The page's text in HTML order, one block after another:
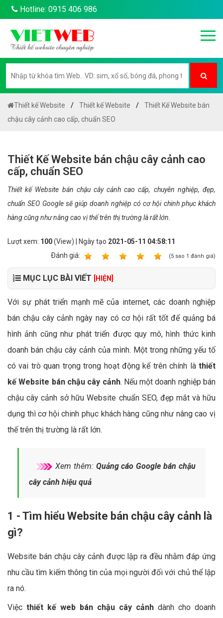
Hotline: 0915 406 986
Thiết kế Website Thiết kế Website
Thiết Kế Website bán
chậu cây cảnh cao cấp, chuẩn SEO
Thiết Kế Website bán chậu cây cảnh cao
cấp, chuẩn SEO
Thiết kế Website bán chậu cây cảnh cao cấp, chuyên nghiệp, đẹp,
chuẩn SEO Google sẽ giúp doanh nghiệp có cơ hội chinh phục khách
hàng cũng như nâng cao vị thế trên thị trường là rất lớn.
Lượt xem: 100(View) | Ngày tạo 2021-05-11 04:58:11
Ðánh giá:
(5 sao 1 đánh giá)
MỤC LỤC BÀI VIẾT [HIỆN]
Với sự phát triển mạnh mẽ của internet, các doanh nghiệp
bán chậu cây cảnh ngày nay có cơ hội rất tốt để quảng bá
hình ảnh cũng như phát triển được quy mô, hình thức kinh
doanh bán chậu cây cảnh của mình. Một trong những yếu tố
có vai trò quan trọng trong hoạt động kể trên chính là thiết
kế Website bán chậu cây cảnh. Nếu một doanh nghiệp bán
chậu cây cảnh sở hữu Website chuẩn SEO, đẹp mắt và hữu
dụng thì cơ hội chinh phục khách hàng cũng như nâng cao vị
thế trên thị trường là rất lớn.
Xem thêm: Quảng cáo Google bán chậu
cây cảnh hiệu quả
1 - Tìm hiểu Website bán chậu cây cảnh là
gì?
Website bán chậu cây cảnh được lập ra đều nhằm đáp ứng
nhu cầu tìm kiếm thông tin của mọi người đối với chủ thể lập
ra nó.
Việc thiết kế web bán chậu cây cảnh dành cho doanh